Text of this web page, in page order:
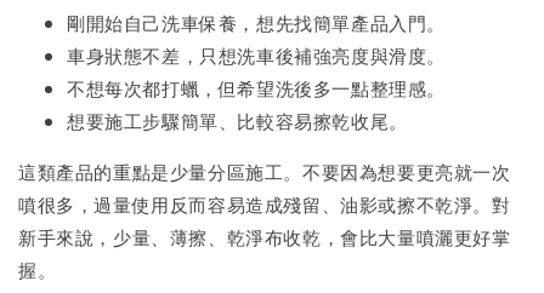
剛開始自己洗車保養，想先找簡單產品入門。
車身狀態不差，只想洗車後補強亮度與滑度。
不想每次都打蠟，但希望洗後多一點整理感。
想要施工步驟簡單、比較容易擦乾收尾。
這類產品的重點是少量分區施工。不要因為想要更亮就一次
噴很多，過量使用反而容易造成殘留、油影或擦不乾淨。對
新手來說，少量、薄擦、乾淨布收乾，會比大量噴灑更好掌
握。